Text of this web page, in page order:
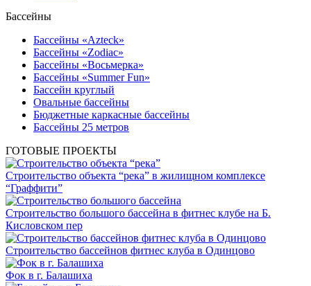
Бассейны
Бассейны «Azteck»
Бассейны «Zodiac»
Бассейны «Восьмерка»
Бассейны «Summer Fun»
Бассейн круглый
Овальные бассейны
Бюджетные каркасные бассейны
Бассейны 25 метров
ГОТОВЫЕ ПРОЕКТЫ
Строительство объекта “река” в жилищном комплексе
“Граффити”
Строительство большого бассейна в фитнес клубе на Б.
Кисловском пер
Строительство бассейнов фитнес клуба в Одинцово
Фок в г. Балашиха